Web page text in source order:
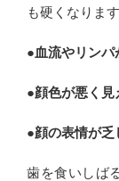
も硬くなりま
●血流やリンパ
●顔色が悪く見
●顔の表情が乏
歯を食いしば